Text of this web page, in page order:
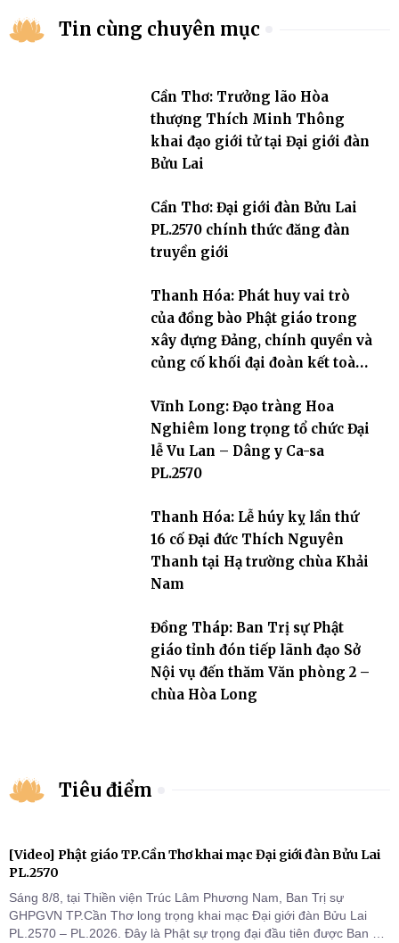
Tin cùng chuyên mục
Cần Thơ: Trưởng lão Hòa
thượng Thích Minh Thông
khai đạo giới tử tại Đại giới đàn
Bửu Lai
Cần Thơ: Đại giới đàn Bửu Lai
PL.2570 chính thức đăng đàn
truyền giới
Thanh Hóa: Phát huy vai trò
của đồng bào Phật giáo trong
xây dựng Đảng, chính quyền và
củng cố khối đại đoàn kết toàn
Vĩnh Long: Đạo tràng Hoa
Nghiêm long trọng tổ chức Đại
lễ Vu Lan – Dâng y Ca-sa
PL.2570
Thanh Hóa: Lễ húy kỵ lần thứ
16 cố Đại đức Thích Nguyên
Thanh tại Hạ trường chùa Khải
Nam
Đồng Tháp: Ban Trị sự Phật
giáo tỉnh đón tiếp lãnh đạo Sở
Nội vụ đến thăm Văn phòng 2 –
chùa Hòa Long
Tiêu điểm
[Video] Phật giáo TP.Cần Thơ khai mạc Đại giới đàn Bửu Lai
PL.2570
Sáng 8/8, tại Thiền viện Trúc Lâm Phương Nam, Ban Trị sự
GHPGVN TP.Cần Thơ long trọng khai mạc Đại giới đàn Bửu Lai
PL.2570 – PL.2026. Đây là Phật sự trọng đại đầu tiên được Ban Trị